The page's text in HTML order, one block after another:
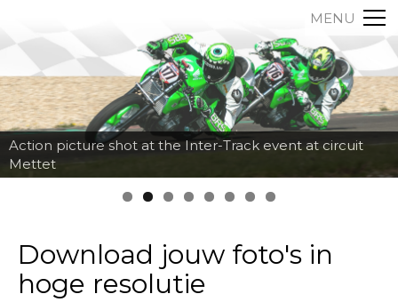
MENU
Action picture shot at the Inter-Track event at circuit
Mettet
Download jouw foto's in
hoge resolutie